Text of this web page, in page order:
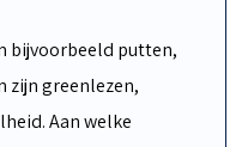
bijvoorbeeld putten,
zijn greenlezen,
Aan welke